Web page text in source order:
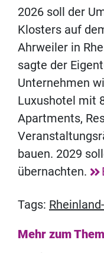
2026 soll der
Klosters auf
Ahrweiler in
sagte der
Unternehmen
Luxushotel mit
Apartments,
bauen. 2029
übernachten.
Tags:
Mehr zum